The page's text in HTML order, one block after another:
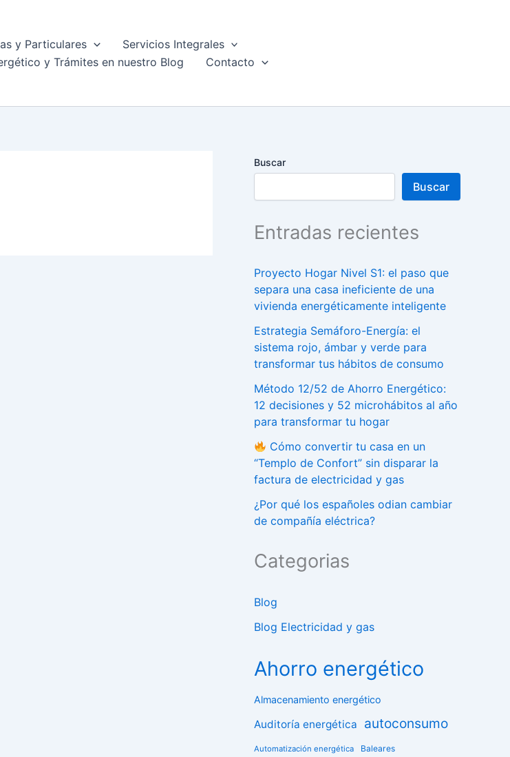
y Particulares
Servicios Integrales
y Trámites en nuestro Blog
Contacto
Buscar
Buscar
Entradas recientes
Proyecto Hogar Nivel S1: el paso que
separa una casa ineficiente de una
vivienda energéticamente inteligente
Estrategia Semáforo-Energía: el
sistema rojo, ámbar y verde para
transformar tus hábitos de consumo
Método 12/52 de Ahorro Energético:
12 decisiones y 52 microhábitos al año
para transformar tu hogar
Cómo convertir tu casa en un
“Templo de Confort” sin disparar la
factura de electricidad y gas
¿Por qué los españoles odian cambiar
de compañía eléctrica?
Categorias
Blog
Blog Electricidad y gas
Ahorro energético
Almacenamiento energético
Auditoría energética autoconsumo
Automatización energética Baleares